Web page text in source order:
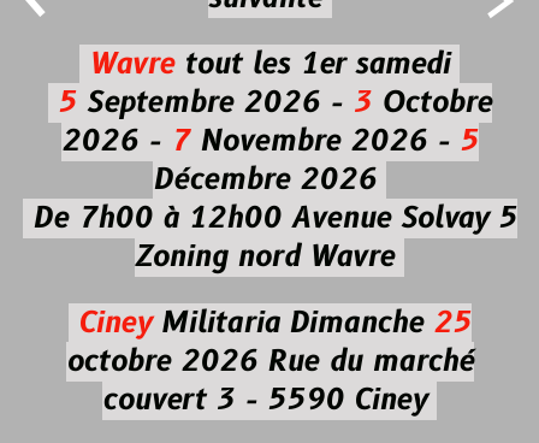
Wavretout les 1er samedi
5Septembre 2026 - 3Octobre
2026 -7Novembre 2026 - 5
Décembre 2026
De 7h00 à 12h00 Avenue Solvay 5
Zoning nord Wavre
CineyMilitaria Dimanche 25
octobre 2026Rue du marché
couvert 3 - 5590 Ciney